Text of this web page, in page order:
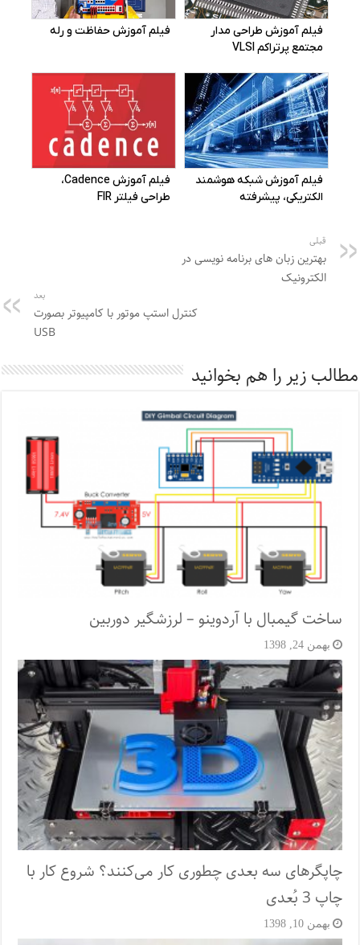
قبلی
بهترین زبان های برنامه نویسی در
الکترونیک
بعد
کنترل استپ موتور با کامپیوتر بصورت
USB
مطالب زیر را هم بخوانید
ساخت گیمبال با آردوینو – لرزشگیر دوربین
بهمن 24, 1398
چاپگرهای سه بعدی چطوری کار می‌کنند؟ شروع کار با
چاپ 3 بُعدی
بهمن 10, 1398